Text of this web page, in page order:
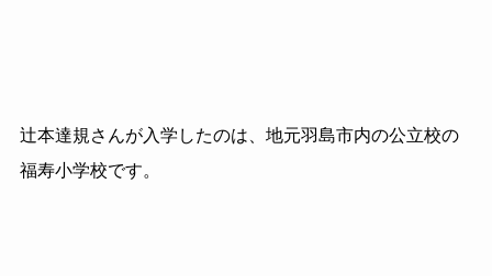
辻本達規さんが入学したのは、地元羽島市内の公立校の
福寿小学校です。